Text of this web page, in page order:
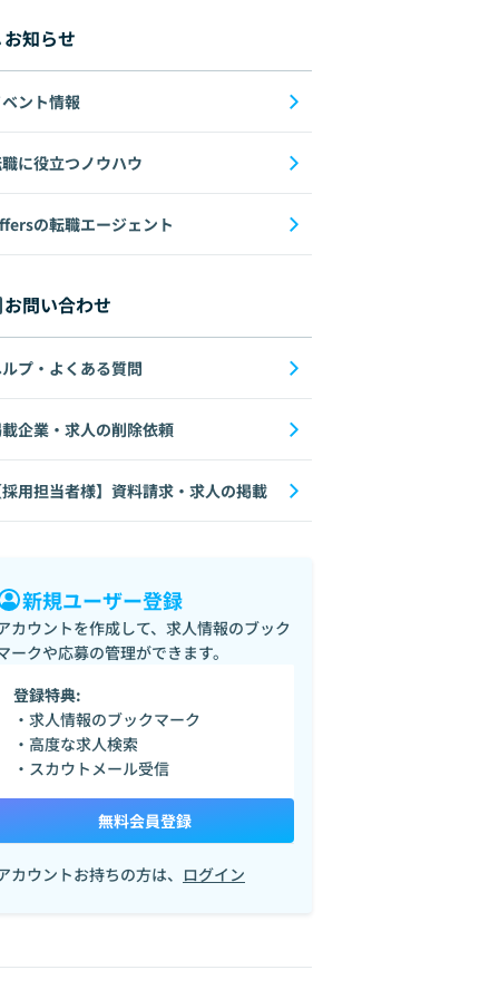
お知らせ
ント情報
に役立つノウハウ
の転職エージェント
お問い合わせ
プ・よくある質問
企業・求人の削除依頼
用担当者様】資料請求・求人の掲載
新規ユーザー登録
カウントを作成して、求人情報のブック
ークや応募の管理ができます。
登録特典:
・求人情報のブックマーク
・高度な求人検索
・スカウトメール受信
無料会員登録
カウントお持ちの方は、 ログイン